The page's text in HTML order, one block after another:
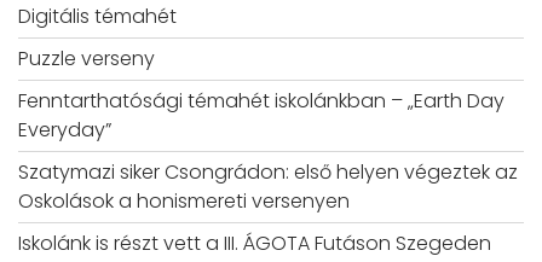
Digitális témahét
Puzzle verseny
Fenntarthatósági témahét iskolánkban – „Earth Day
Everyday”
Szatymazi siker Csongrádon: első helyen végeztek az
Oskolások a honismereti versenyen
Iskolánk is részt vett a III. ÁGOTA Futáson Szegeden